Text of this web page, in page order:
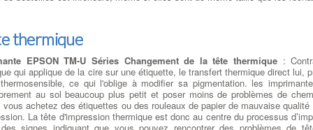
thermique
EPSON TM-U Séries Changement de la tête thermique :
qui applique de la cire sur une étiquette, le transfert thermique direct lui,
ce qui l'oblige à modifier sa pigmentation. les
au sol beaucoup plus petit et poser moins de problèmes de
achetez des étiquettes ou des rouleaux de papier de mauvaise
La tête d'impression thermique est donc au centre du processus